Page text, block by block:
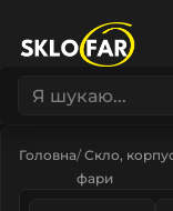
Головна Скло,
фари